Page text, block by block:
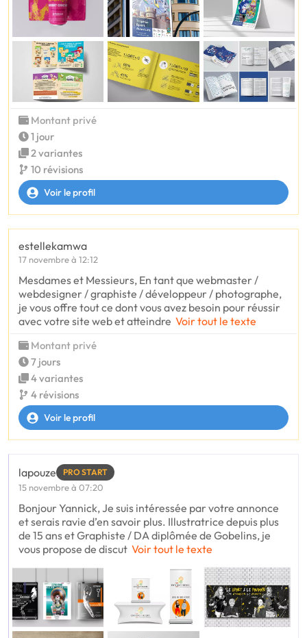
Montant privé
1 jour
2 variantes
10 révisions
Voir le profil
estellekamwa
17 novembre à 12:12
Mesdames et Messieurs, En tant que webmaster /
webdesigner / graphiste / développeur / photographe,
je vous offre tout ce dont vous avez besoin pour réussir
avec votre site web et atteindre Voir tout le texte
Montant privé
7 jours
4 variantes
4 révisions
Voir le profil
lapouze PRO START
15 novembre à 07:20
Bonjour Yannick, Je suis intéressée par votre annonce
et serais ravie d’en savoir plus. Illustratrice depuis plus
de 15 ans et Graphiste / DA diplômée de Gobelins, je
vous propose de discut Voir tout le texte